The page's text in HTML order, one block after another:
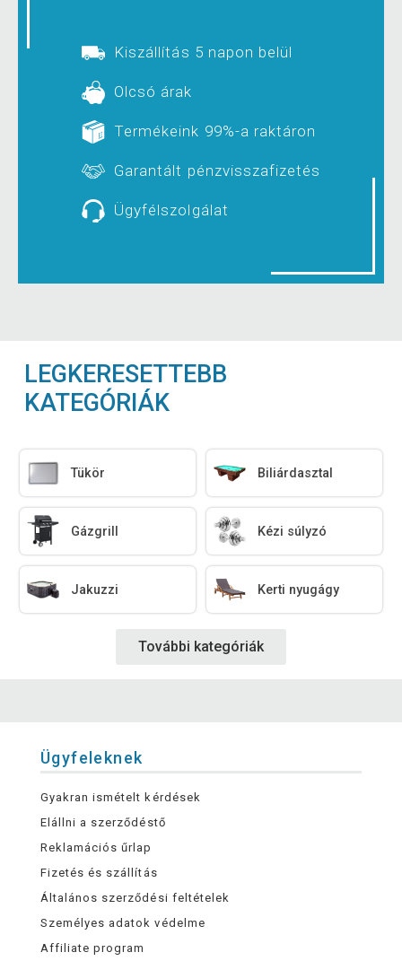
Kiszállítás 5 napon belül
Olcsó árak
Termékeink 99%-a raktáron
Garantált pénzvisszafizetés
Ügyfélszolgálat
LEGKERESETTEBB
KATEGÓRIÁK
Tükör Biliárdasztal
Gázgrill Kézi súlyzó
Jakuzzi Kerti nyugágy
További kategóriák
Ügyfeleknek
Gyakran ismételt kérdések
Elállni a szerződéstő
Reklamációs űrlap
Fizetés és szállítás
Általános szerződési feltételek
Személyes adatok védelme
Affiliate program